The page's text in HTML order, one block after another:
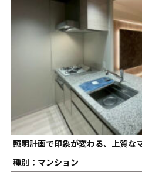
照明計画で印象が変わる、上質な
種別：マンション